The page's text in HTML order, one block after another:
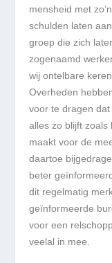
mensheid met
schulden laten
groep die zich
zogenaamd
wij ontelbare
Overheden
voor te dragen
alles zo blijft zoals
maakt voor de
daartoe
beter
dit regelmatig
geïnformeerde
voor een
veelal in mee.